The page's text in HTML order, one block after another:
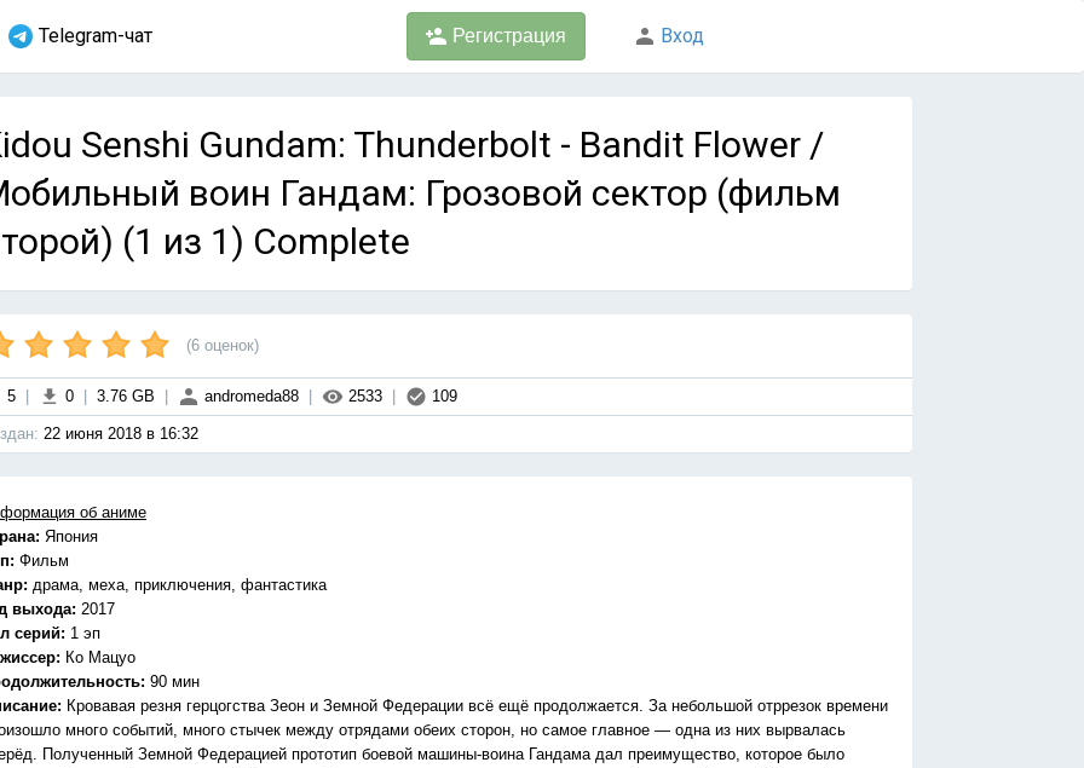
Telegram-чат Регистрация Вход
Senshi Gundam: Thunderbolt - Bandit Flower /
воин Гандам: Грозовой сектор (фильм
(1 из 1) Complete
(6 оценок)
5 0 3.76 GB andromeda88 2533 109
22 июня 2018 в 16:32
об аниме
Япония
Фильм
драма, меха, приключения, фантастика
выхода: 2017
серий: 1 эп
Ко Мацуо
90 мин
Кровавая резня герцогства Зеон и Земной Федерации всё ещё продолжается. За небольшой отррезок времени
много событий, много стычек между отрядами обеих сторон, но самое главное — одна из них вырвалась
Полученный Земной Федерацией прототип боевой машины-воина Гандама дал преимущество, которое было